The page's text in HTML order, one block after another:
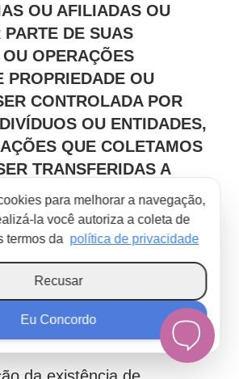
para melhorar a navegação,
la você autoriza a coleta de
termos da política de privacidade
Recusar
Eu Concordo
OU AFILIADAS OU
DE SUAS
OPERAÇÕES
PROPRIEDADE OU
CONTROLADA POR
OU ENTIDADES,
QUE COLETAMOS
TRANSFERIDAS A
CUMPRIR AS
AQUI DESCRITAS.
titulares dos dados
METADADOS: